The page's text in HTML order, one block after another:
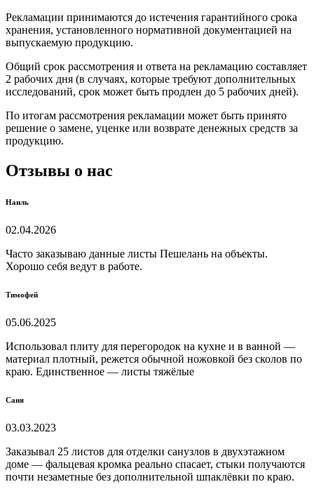
Рекламации принимаются до истечения гарантийного срока
хранения, установленного нормативной документацией на
выпускаемую продукцию.
Общий срок рассмотрения и ответа на рекламацию составляет
2 рабочих дня (в случаях, которые требуют дополнительных
исследований, срок может быть продлен до 5 рабочих дней).
По итогам рассмотрения рекламации может быть принято
решение о замене, уценке или возврате денежных средств за
продукцию.
Отзывы о нас
Наиль
02.04.2026
Часто заказываю данные листы Пешелань на объекты.
Хорошо себя ведут в работе.
Тимофей
05.06.2025
Использовал плиту для перегородок на кухне и в ванной —
материал плотный, режется обычной ножовкой без сколов по
краю. Единственное — листы тяжёлые
Саня
03.03.2023
Заказывал 25 листов для отделки санузлов в двухэтажном
доме — фальцевая кромка реально спасает, стыки получаются
почти незаметные без дополнительной шпаклёвки по краю.